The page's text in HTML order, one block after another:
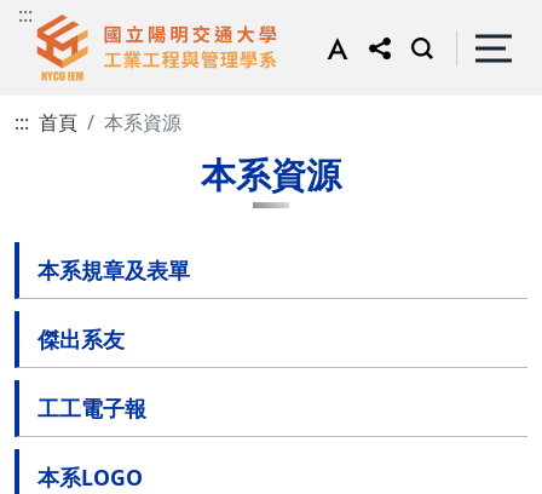
:::
::: 首頁 本系資源
本系資源
本系規章及表單
傑出系友
工工電子報
本系LOGO